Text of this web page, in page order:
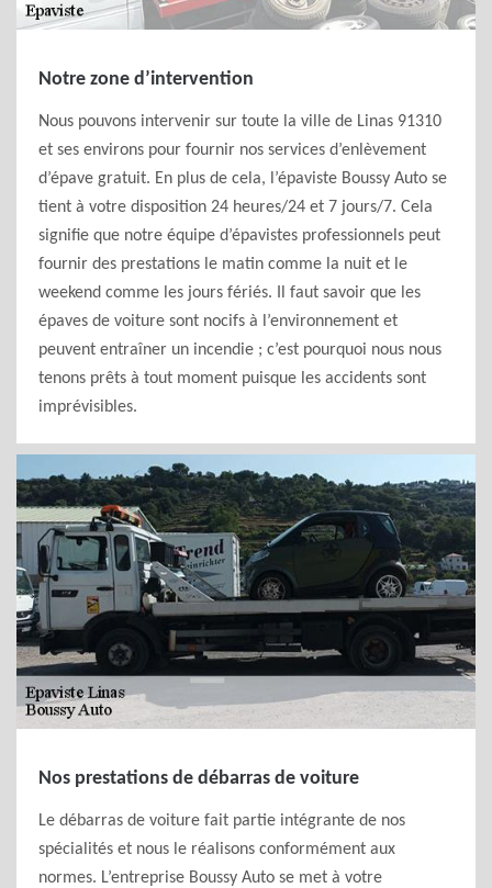
Notre zone d’intervention
Nous pouvons intervenir sur toute la ville de Linas 91310
et ses environs pour fournir nos services d’enlèvement
d’épave gratuit. En plus de cela, l’épaviste Boussy Auto se
tient à votre disposition 24 heures/24 et 7 jours/7. Cela
signifie que notre équipe d’épavistes professionnels peut
fournir des prestations le matin comme la nuit et le
weekend comme les jours fériés. Il faut savoir que les
épaves de voiture sont nocifs à l’environnement et
peuvent entraîner un incendie ; c’est pourquoi nous nous
tenons prêts à tout moment puisque les accidents sont
imprévisibles.
Nos prestations de débarras de voiture
Le débarras de voiture fait partie intégrante de nos
spécialités et nous le réalisons conformément aux
normes. L’entreprise Boussy Auto se met à votre